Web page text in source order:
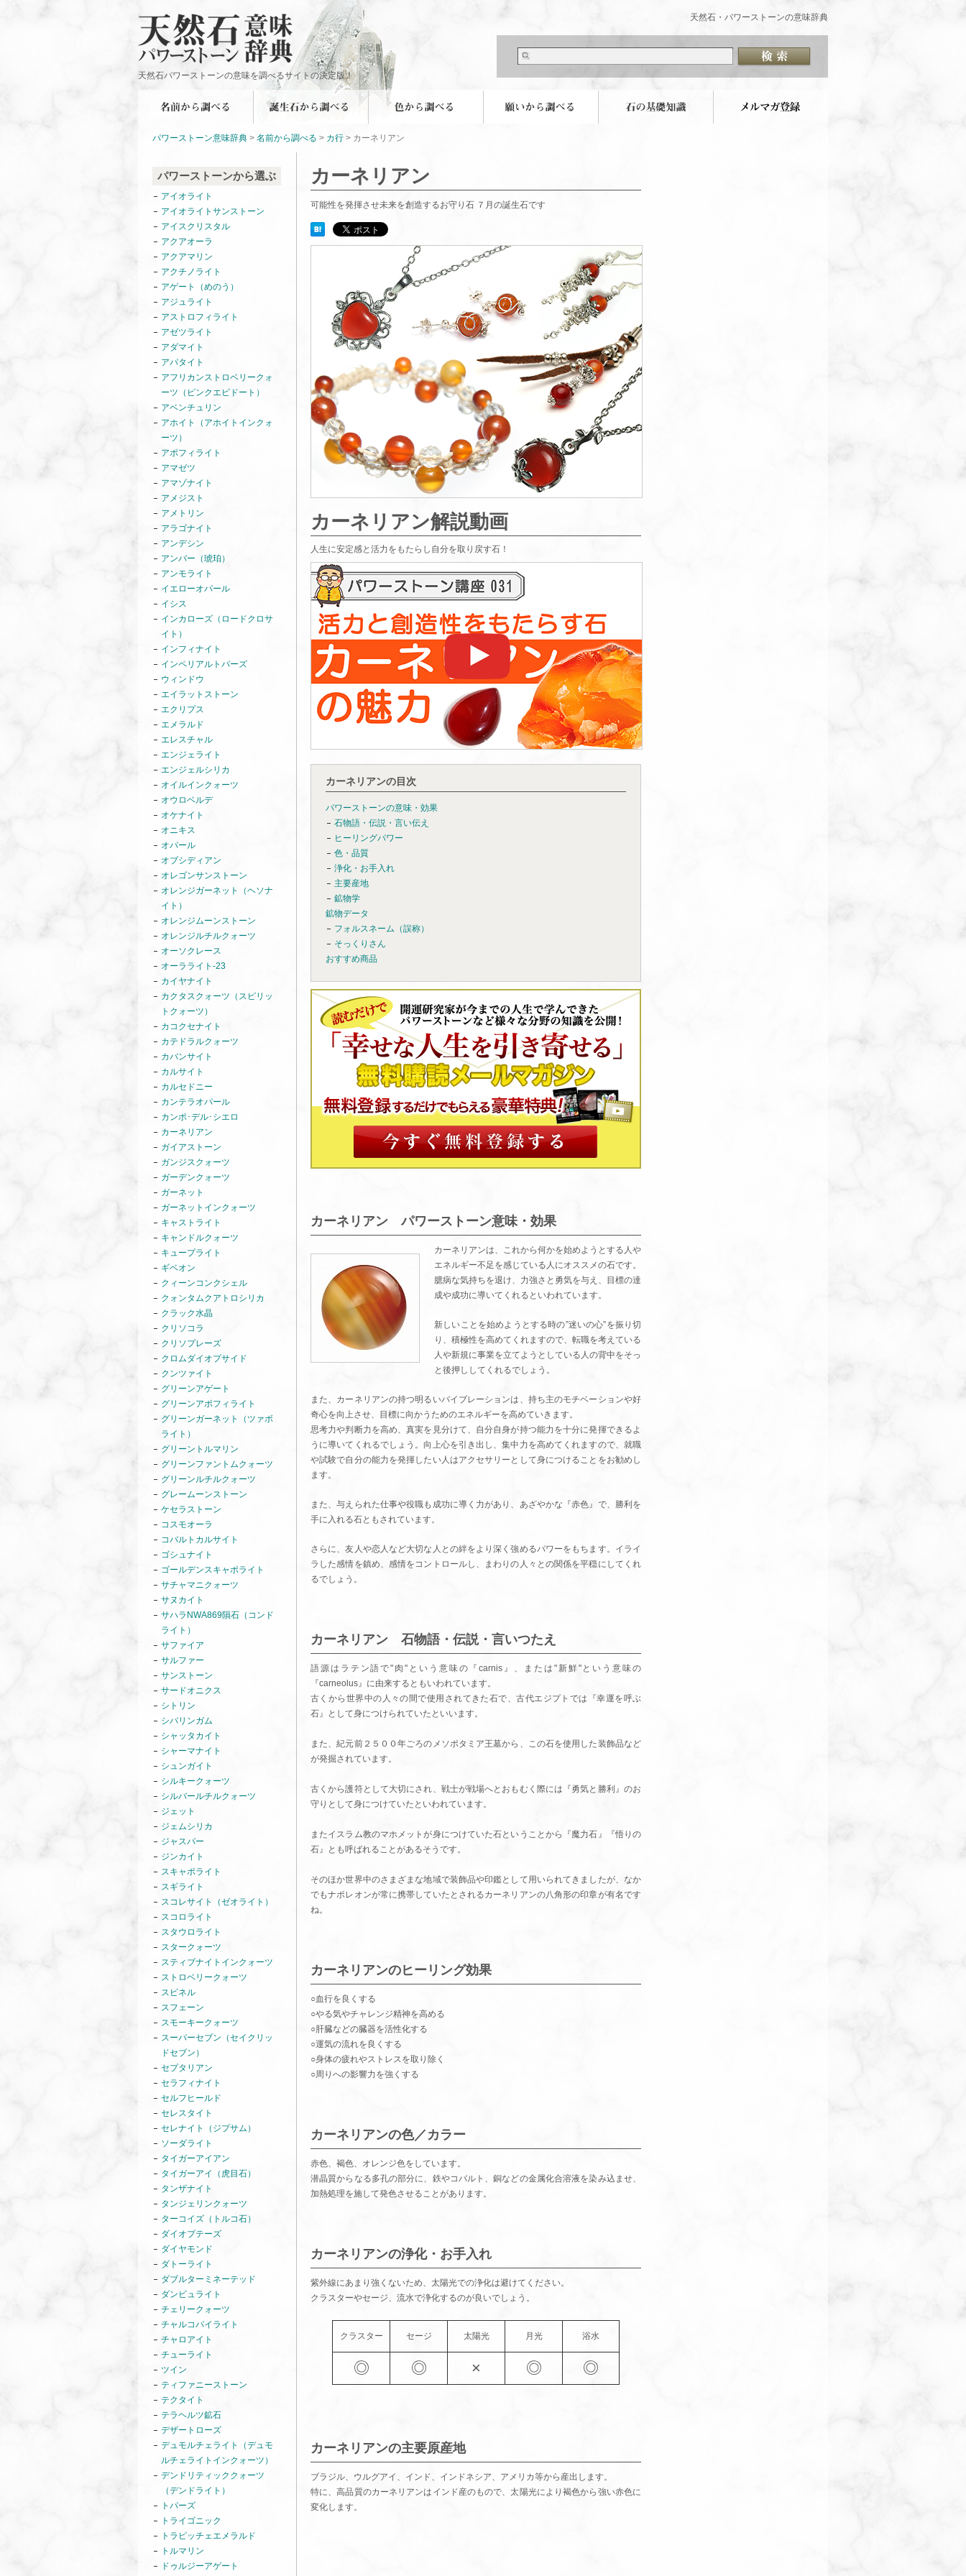
天然石・パワーストーンの意味辞典
天然石パワーストーンの意味を調べるサイトの決定版！
パワーストーン意味辞典 > 名前から調べる > カ行 > カーネリアン
カーネリアン
可能性を発揮させ未来を創造するお守り石 ７月の誕生石です
カーネリアン解説動画
人生に安定感と活力をもたらし自分を取り戻す石！
カーネリアンの目次
パワーストーンの意味・効果
石物語・伝説・言い伝え
ヒーリングパワー
色・品質
浄化・お手入れ
主要産地
鉱物学
鉱物データ
フォルスネーム（誤称）
そっくりさん
おすすめ商品
カーネリアン パワーストーン意味・効果
カーネリアンは、これから何かを始めようとする人や
エネルギー不足を感じている人にオススメの石です。
臆病な気持ちを退け、力強さと勇気を与え、目標の達
成や成功に導いてくれるといわれています。
新しいことを始めようとする時の”迷いの心”を振り切
り、積極性を高めてくれますので、転職を考えている
人や新規に事業を立てようとしている人の背中をそっ
と後押ししてくれるでしょう。
また、カーネリアンの持つ明るいバイブレーションは、持ち主のモチベーションや好
奇心を向上させ、目標に向かうためのエネルギーを高めていきます。
思考力や判断力を高め、真実を見分けて、自分自身が持つ能力を十分に発揮できるよ
うに導いてくれるでしょう。向上心を引き出し、集中力を高めてくれますので、就職
や試験で自分の能力を発揮したい人はアクセサリーとして身につけることをお勧めし
ます。
また、与えられた仕事や役職も成功に導く力があり、あざやかな『赤色』で、勝利を
手に入れる石ともされています。
さらに、友人や恋人など大切な人との絆をより深く強めるパワーをもちます。イライ
ラした感情を鎮め、感情をコントロールし、まわりの人々との関係を平穏にしてくれ
るでしょう。
カーネリアン 石物語・伝説・言いつたえ
語源はラテン語で"肉"という意味の『carnis』、または"新鮮"という意味の
『carneolus』に由来するともいわれています。
古くから世界中の人々の間で使用されてきた石で、古代エジプトでは『幸運を呼ぶ
石』として身につけられていたといいます。
また、紀元前２５００年ごろのメソポタミア王墓から、この石を使用した装飾品など
が発掘されています。
古くから護符として大切にされ、戦士が戦場へとおもむく際には『勇気と勝利』のお
守りとして身につけていたといわれています。
またイスラム教のマホメットが身につけていた石ということから『魔力石』『悟りの
石』とも呼ばれることがあるそうです。
そのほか世界中のさまざまな地域で装飾品や印鑑として用いられてきましたが、なか
でもナポレオンが常に携帯していたとされるカーネリアンの八角形の印章が有名です
ね。
カーネリアンのヒーリング効果
○血行を良くする
○やる気やチャレンジ精神を高める
○肝臓などの臓器を活性化する
○運気の流れを良くする
○身体の疲れやストレスを取り除く
○周りへの影響力を強くする
カーネリアンの色／カラー
赤色、褐色、オレンジ色をしています。
潜晶質からなる多孔の部分に、鉄やコバルト、銅などの金属化合溶液を染み込ませ、
加熱処理を施して発色させることがあります。
カーネリアンの浄化・お手入れ
紫外線にあまり強くないため、太陽光での浄化は避けてください。
クラスターやセージ、流水で浄化するのが良いでしょう。
クラスター セージ 太陽光 月光 浴水
◎ ◎ × ◎ ◎
カーネリアンの主要原産地
ブラジル、ウルグアイ、インド、インドネシア、アメリカ等から産出します。
特に、高品質のカーネリアンはインド産のもので、太陽光により褐色から強い赤色に
変化します。
パワーストーンから選ぶ
アイオライト
アイオライトサンストーン
アイスクリスタル
アクアオーラ
アクアマリン
アクチノライト
アゲート（めのう）
アジュライト
アストロフィライト
アゼツライト
アダマイト
アパタイト
アフリカンストロベリークォ
ーツ（ピンクエピドート）
アベンチュリン
アホイト（アホイトインクォ
ーツ）
アポフィライト
アマゼツ
アマゾナイト
アメジスト
アメトリン
アラゴナイト
アンデシン
アンバー（琥珀）
アンモライト
イエローオパール
イシス
インカローズ（ロードクロサ
イト）
インフィナイト
インペリアルトパーズ
ウィンドウ
エイラットストーン
エクリプス
エメラルド
エレスチャル
エンジェライト
エンジェルシリカ
オイルインクォーツ
オウロベルデ
オケナイト
オニキス
オパール
オブシディアン
オレゴンサンストーン
オレンジガーネット（ヘソナ
イト）
オレンジムーンストーン
オレンジルチルクォーツ
オーソクレース
オーラライト-23
カイヤナイト
カクタスクォーツ（スピリッ
トクォーツ）
カコクセナイト
カテドラルクォーツ
カバンサイト
カルサイト
カルセドニー
カンテラオパール
カンポ･デル･シエロ
カーネリアン
ガイアストーン
ガンジスクォーツ
ガーデンクォーツ
ガーネット
ガーネットインクォーツ
キャストライト
キャンドルクォーツ
キュープライト
ギベオン
クィーンコンクシェル
クォンタムクアトロシリカ
クラック水晶
クリソコラ
クリソプレーズ
クロムダイオプサイド
クンツァイト
グリーンアゲート
グリーンアポフィライト
グリーンガーネット（ツァボ
ライト）
グリーントルマリン
グリーンファントムクォーツ
グリーンルチルクォーツ
グレームーンストーン
ケセラストーン
コスモオーラ
コバルトカルサイト
ゴシュナイト
ゴールデンスキャポライト
サチャマニクォーツ
サヌカイト
サハラNWA869隕石（コンド
ライト）
サファイア
サルファー
サンストーン
サードオニクス
シトリン
シバリンガム
シャッタカイト
シャーマナイト
シュンガイト
シルキークォーツ
シルバールチルクォーツ
ジェット
ジェムシリカ
ジャスパー
ジンカイト
スキャポライト
スギライト
スコレサイト（ゼオライト）
スコロライト
スタウロライト
スタークォーツ
スティブナイトインクォーツ
ストロベリークォーツ
スピネル
スフェーン
スモーキークォーツ
スーパーセブン（セイクリッ
ドセブン）
セプタリアン
セラフィナイト
セルフヒールド
セレスタイト
セレナイト（ジプサム）
ソーダライト
タイガーアイアン
タイガーアイ（虎目石）
タンザナイト
タンジェリンクォーツ
ターコイズ（トルコ石）
ダイオプテーズ
ダイヤモンド
ダトーライト
ダブルターミネーテッド
ダンビュライト
チェリークォーツ
チャルコパイライト
チャロアイト
チューライト
ツイン
ティファニーストーン
テクタイト
テラヘルツ鉱石
デザートローズ
デュモルチェライト（デュモ
ルチェライトインクォーツ）
デンドリティッククォーツ
（デンドライト）
トパーズ
トライゴニック
トラピッチェエメラルド
トルマリン
ドゥルジーアゲート